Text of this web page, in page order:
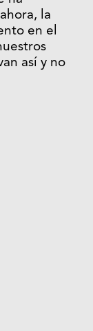
la
en el
así y no